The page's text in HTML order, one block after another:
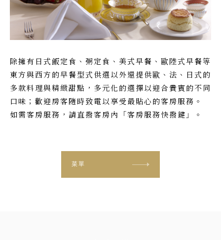
除擁有日式飯定食、粥定食、美式早餐、歐陸式早餐等
東方與西方的早餐型式供選以外還提供歐、法、日式的
多款料理與精緻甜點，多元化的選擇以迎合貴賓的不同
口味；歡迎房客隨時致電以享受最貼心的客房服務。
如需客房服務，請直撥客房內「客房服務快撥鍵」。
菜單